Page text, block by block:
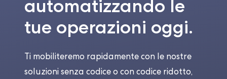
automatizzando le
tue operazioni oggi.
Ti mobiliteremo rapidamente con le nostre
soluzioni senza codice o con codice ridotto,